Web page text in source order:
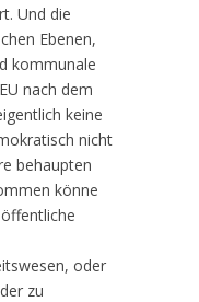
Und die
Ebenen,
kommunale
nach dem
keine
nicht
behaupten
könne
oder
zu